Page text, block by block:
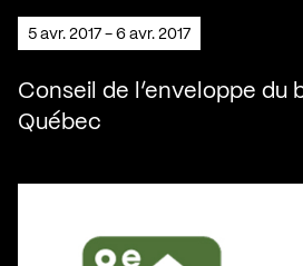
5 avr. 2017 - 6 avr. 2017
Conseil de l’enveloppe du
Québec